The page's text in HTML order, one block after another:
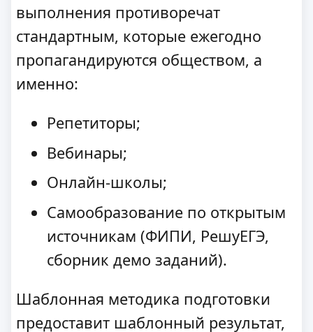
выполнения противоречат
стандартным, которые ежегодно
пропагандируются обществом, а
именно:
Репетиторы;
Вебинары;
Онлайн-школы;
Самообразование по открытым
источникам (ФИПИ, РешуЕГЭ,
сборник демо заданий).
Шаблонная методика подготовки
предоставит шаблонный результат,